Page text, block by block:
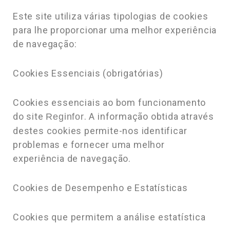
Este site utiliza várias tipologias de cookies
para lhe proporcionar uma melhor experiência
de navegação:
Cookies Essenciais (obrigatórias)
Cookies essenciais ao bom funcionamento
do site Reginfor. A informação obtida através
destes cookies permite-nos identificar
problemas e fornecer uma melhor
experiência de navegação.
Cookies de Desempenho e Estatísticas
Cookies que permitem a análise estatística